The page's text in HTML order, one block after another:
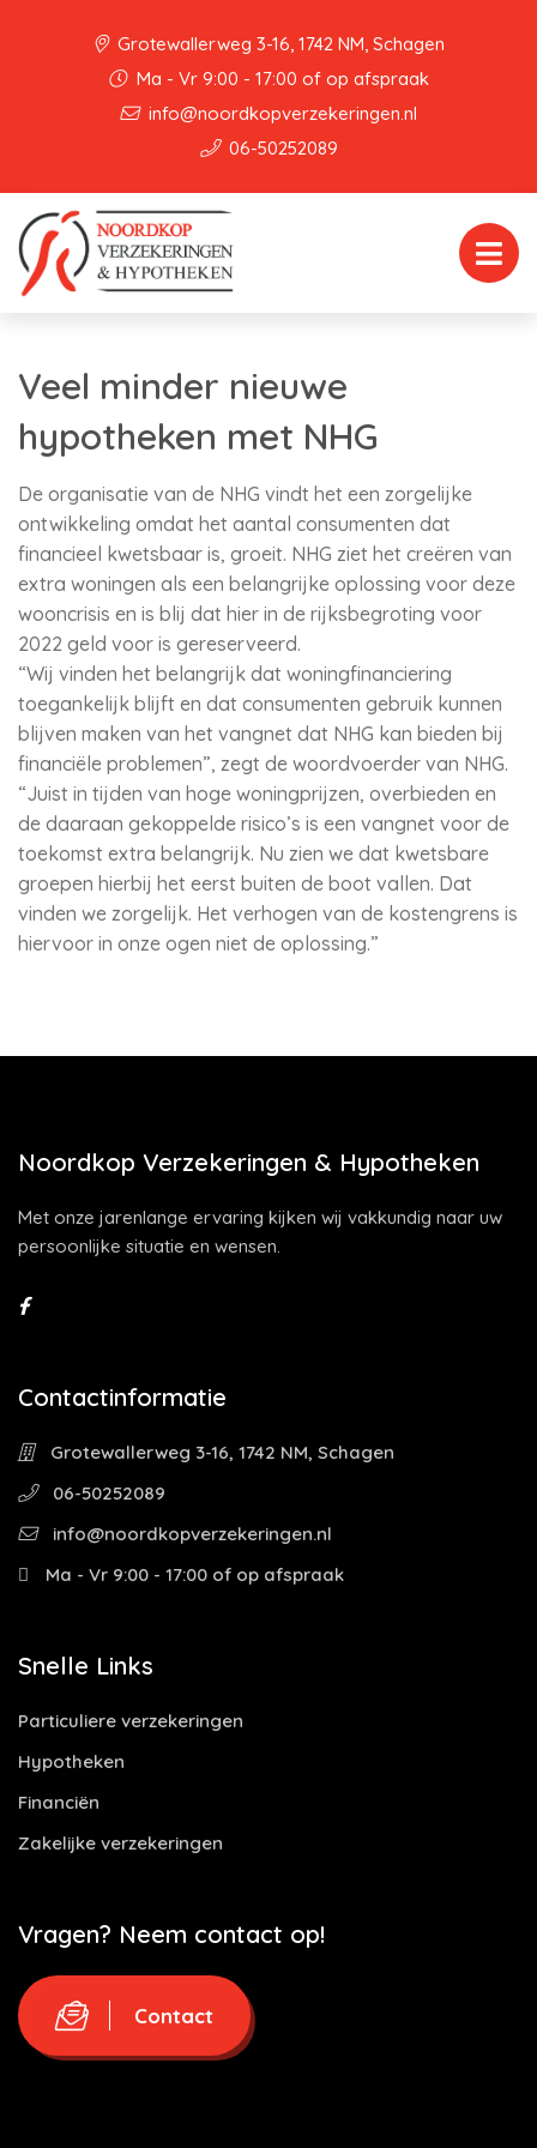
Grotewallerweg 3-16, 1742 NM, Schagen
Ma - Vr 9:00 - 17:00 of op afspraak
info@noordkopverzekeringen.nl
06-50252089
Veel minder nieuwe
hypotheken met NHG
De organisatie van de NHG vindt het een zorgelijke
ontwikkeling omdat het aantal consumenten dat
financieel kwetsbaar is, groeit. NHG ziet het creëren van
extra woningen als een belangrijke oplossing voor deze
wooncrisis en is blij dat hier in de rijksbegroting voor
2022 geld voor is gereserveerd.
“Wij vinden het belangrijk dat woningfinanciering
toegankelijk blijft en dat consumenten gebruik kunnen
blijven maken van het vangnet dat NHG kan bieden bij
financiële problemen”, zegt de woordvoerder van NHG.
“Juist in tijden van hoge woningprijzen, overbieden en
de daaraan gekoppelde risico’s is een vangnet voor de
toekomst extra belangrijk. Nu zien we dat kwetsbare
groepen hierbij het eerst buiten de boot vallen. Dat
vinden we zorgelijk. Het verhogen van de kostengrens is
hiervoor in onze ogen niet de oplossing.”
Noordkop Verzekeringen & Hypotheken
Met onze jarenlange ervaring kijken wij vakkundig naar uw
persoonlijke situatie en wensen.
Contactinformatie
Grotewallerweg 3-16, 1742 NM, Schagen
06-50252089
info@noordkopverzekeringen.nl
Ma - Vr 9:00 - 17:00 of op afspraak
Snelle Links
Particuliere verzekeringen
Hypotheken
Financiën
Zakelijke verzekeringen
Vragen? Neem contact op!
Contact